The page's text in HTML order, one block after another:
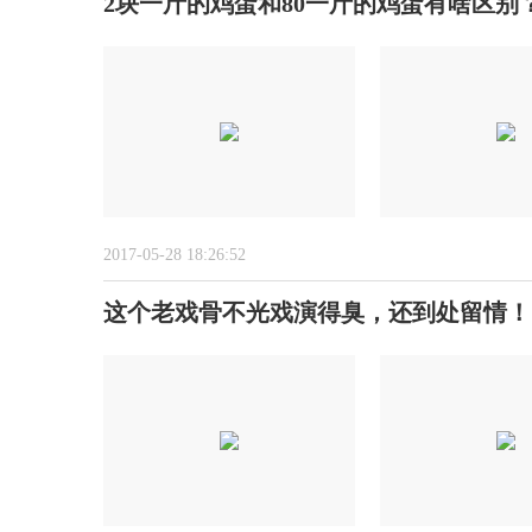
2017-05-28 18:26:52
这个老戏骨不光戏演得臭，还到处留情！